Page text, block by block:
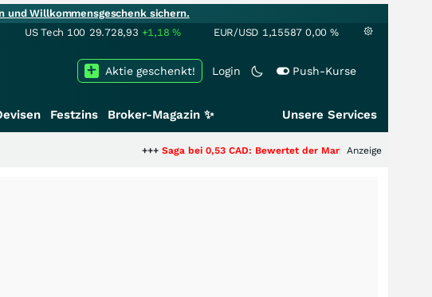
und Willkommensgeschenk sichern.
US Tech 100 29.728,93 +1,18% EUR/USD 1,15587 0,00 %
Login Push-Kurse
Aktie geschenkt!
Festzins Broker-Magazin ✨ Unsere Services
Saga bei 0,53 CAD: Bewertet der Markt noch immer nur die Hälfte
Anzeige